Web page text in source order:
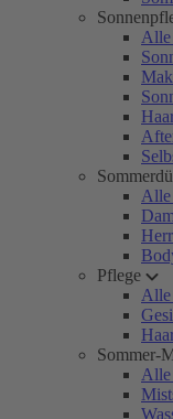
Alle
Alle
Pflege
Alle
Sommer-
Alle